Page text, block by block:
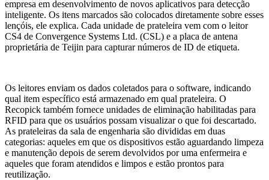
empresa em desenvolvimento de novos aplicativos para detecção
inteligente. Os itens marcados são colocados diretamente sobre esses
lençóis, ele explica. Cada unidade de prateleira vem com o leitor
CS4 de Convergence Systems Ltd. (CSL) e a placa de antena
proprietária de Teijin para capturar números de ID de etiqueta.
Os leitores enviam os dados coletados para o software, indicando
qual item específico está armazenado em qual prateleira. O
Recopick também fornece unidades de eliminação habilitadas para
RFID para que os usuários possam visualizar o que foi descartado.
As prateleiras da sala de engenharia são divididas em duas
categorias: aqueles em que os dispositivos estão aguardando limpeza
e manutenção depois de serem devolvidos por uma enfermeira e
aqueles que foram atendidos e limpos e estão prontos para
reutilização.